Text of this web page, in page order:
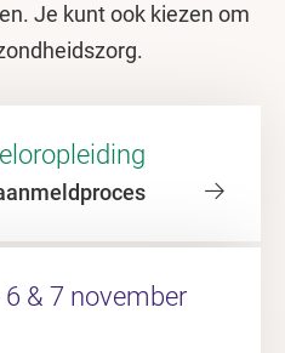
Je kunt ook kiezen om
& 7 november